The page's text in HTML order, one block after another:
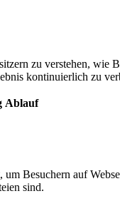
zu verstehen, wie
kontinuierlich zu
Ablauf
Besuchern auf
sind.